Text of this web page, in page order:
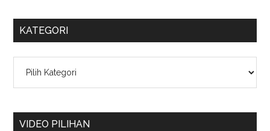
KATEGORI
VIDEO PILIHAN